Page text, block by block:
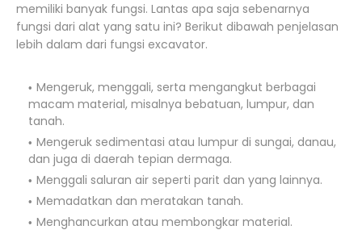
memiliki banyak fungsi. Lantas apa saja sebenarnya
fungsi dari alat yang satu ini? Berikut dibawah penjelasan
lebih dalam dari fungsi excavator.
Mengeruk, menggali, serta mengangkut berbagai
macam material, misalnya bebatuan, lumpur, dan
tanah.
Mengeruk sedimentasi atau lumpur di sungai, danau,
dan juga di daerah tepian dermaga.
Menggali saluran air seperti parit dan yang lainnya.
Memadatkan dan meratakan tanah.
Menghancurkan atau membongkar material.